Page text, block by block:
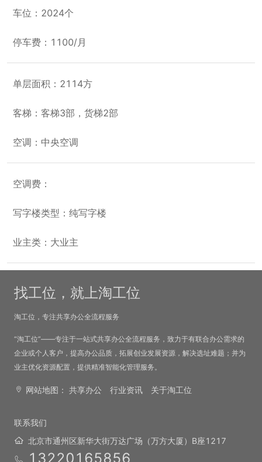
车位：2024个
停车费：1100/月
单层面积：2114方
客梯：客梯3部，货梯2部
空调：中央空调
空调费：
写字楼类型：纯写字楼
业主类：大业主
找工位，就上淘工位
淘工位，专注共享办公全流程服务
“淘工位”——专注于一站式共享办公全流程服务，致力于有联合办公需求的
企业或个人客户，提高办公品质，拓展创业发展资源，解决选址难题；并为
业主优化资源配置，提供精准智能化管理服务。
网站地图： 共享办公 行业资讯 关于淘工位
联系我们
北京市通州区新华大街万达广场（万方大厦）B座1217
13220165856